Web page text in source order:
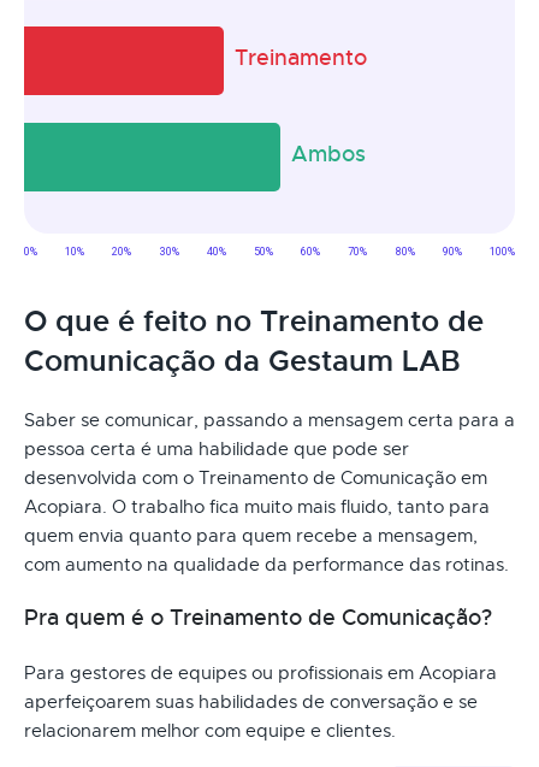
O que é feito no Treinamento de
Comunicação da Gestaum LAB
Saber se comunicar, passando a mensagem certa para a
pessoa certa é uma habilidade que pode ser
desenvolvida com o Treinamento de Comunicação em
Acopiara. O trabalho fica muito mais fluido, tanto para
quem envia quanto para quem recebe a mensagem,
com aumento na qualidade da performance das rotinas.
Pra quem é o Treinamento de Comunicação?
Para gestores de equipes ou profissionais em Acopiara
aperfeiçoarem suas habilidades de conversação e se
relacionarem melhor com equipe e clientes.